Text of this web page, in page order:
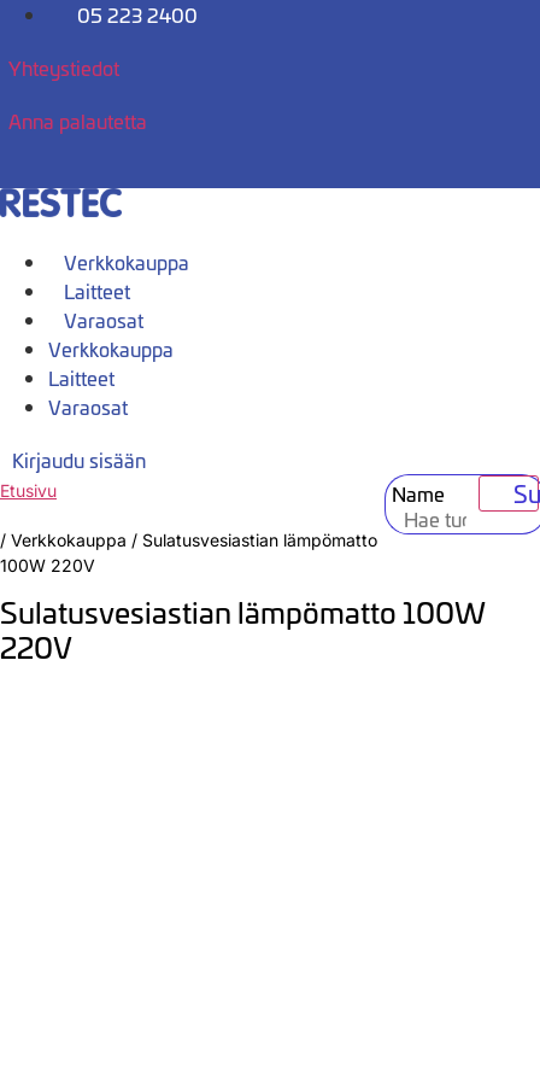
Mene
05 223 2400
Yhteystiedot
Anna palautetta
Verkkokauppa
Laitteet
Varaosat
Verkkokauppa
Laitteet
Varaosat
Kirjaudu sisään
Name
Etusivu
/ Verkkokauppa / Sulatusvesiastian lämpömatto
100W 220V
Sulatusvesiastian lämpömatto 100W
220V